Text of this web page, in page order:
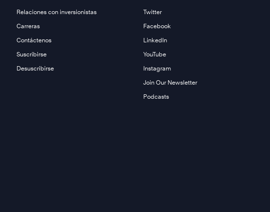
Relaciones con inversionistas
Carreras
Contáctenos
Suscribirse
Desuscribirse
Twitter
Facebook
LinkedIn
YouTube
Instagram
Join Our Newsletter
Podcasts